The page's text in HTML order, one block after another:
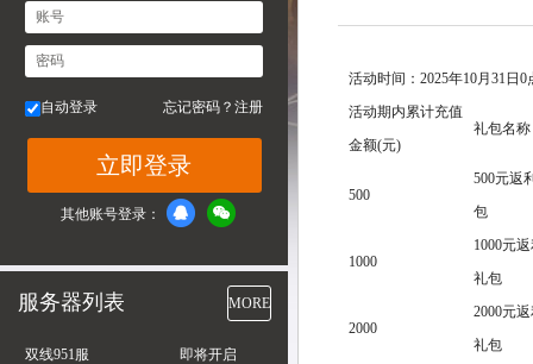
账号
密码
自动登录 注册
忘记密码？
立即登录
其他账号登录：
服务器列表 MORE
双线951服 即将开启
活动时间：2025年10月31日0
活动期内累计充值
金额(元)
礼包名称
500
500元返
包
1000
1000元
礼包
2000
2000元
礼包